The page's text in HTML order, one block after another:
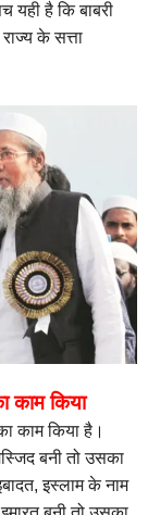
यही है कि बाबरी
के सत्ता
काम किया
काम किया है।
बनी तो उसका
इस्लाम के नाम